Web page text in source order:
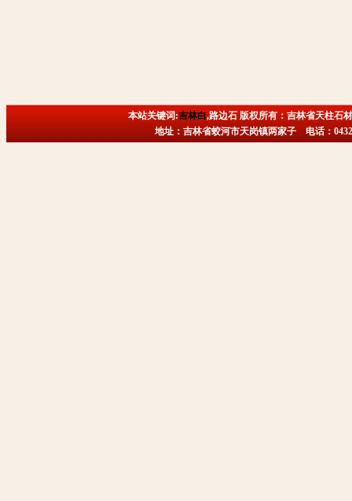
本站关键词:吉林白,路边石 版权所有：吉林省天柱石
地址：吉林省蛟河市天岗镇两家子 电话：